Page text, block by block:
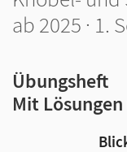
ab 2025 · 1.
Übungsheft
Mit